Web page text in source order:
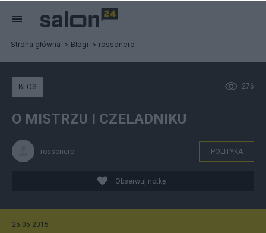
Strona główna Blogi rossonero
276
BLOG
O MISTRZU I CZELADNIKU
rossonero POLITYKA
Obserwuj notkę
25.05.2015